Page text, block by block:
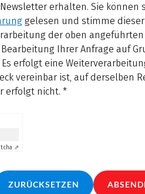
erhalten. Sie können
gelesen und stimme dieser
der oben
Ihrer Anfrage auf
erfolgt eine
vereinbar ist, auf derselben
erfolgt nicht. *
⇗
ZURÜCKSETZEN